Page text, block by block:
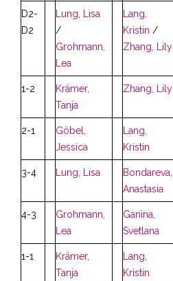
D2-
D2
Lung, Lisa
/
Grohmann,
Lea
Lang,
Kristin /
Zhang, Lily
1-2
Krämer,
Tanja
Zhang, Lily
2-1
Göbel,
Jessica
Lang,
Kristin
3-4 Lung, Lisa
Bondareva,
Anastasia
4-3
Grohmann,
Lea
Ganina,
Svetlana
1-1
Krämer,
Tanja
Lang,
Kristin